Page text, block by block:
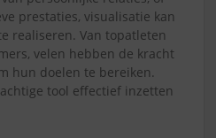
prestaties, visualisatie kan
realiseren. Van topatleten
velen hebben de kracht
hun doelen te bereiken.
tool effectief inzetten